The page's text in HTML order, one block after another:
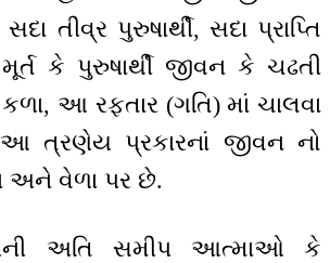
તીવ્ર પુરુષાર્થી, સદા પ્રાપ્તિ
કે પુરુષાર્થી જીવન કે ચઢતી
આ રફતાર (ગતિ) માં ચાલવા
ત્રણેય પ્રકારનાં જીવન નો
અને વેળા પર છે.
અતિ સમીપ આત્માઓ કે